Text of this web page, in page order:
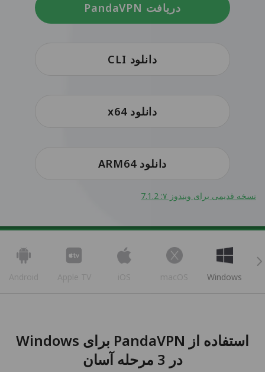
دریافت PandaVPN
دانلود CLI
دانلود x64
دانلود ARM64
نسخه قدیمی برای ویندوز ۷: 7.1.2
Windows
macOS
استفاده از PandaVPN برای Windows
در 3 مرحله آسان